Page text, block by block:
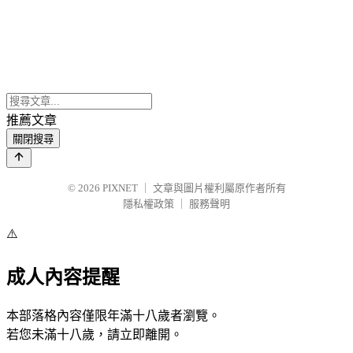
推薦文章
關閉搜尋
© 2026 PIXNET
文章與圖片權利屬原作者所有
隱私權政策
服務聲明
⚠️
成人內容提醒
本部落格內容僅限年滿十八歲者瀏覽。
若您未滿十八歲，請立即離開。